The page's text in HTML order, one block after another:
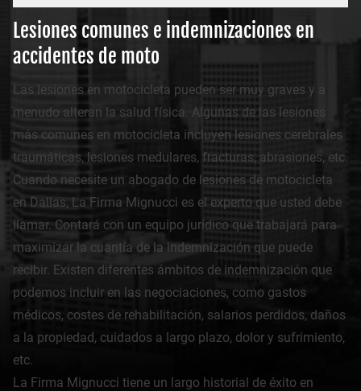
Lesiones comunes e indemnizaciones en
accidentes de moto
Las lesiones en motocicleta pueden ser muy graves y a
menudo alteran la salud física. Algunas de las lesiones
más comunes en motocicleta incluyen lesiones cerebrales
traumáticas, lesiones medulares, fracturas, abrasiones, etc.
Cuando necesite un abogado de lesiones de motocicleta
en Dallas, La Firma Mignucci es el experto que usted debe
llamar. Contará con un equipo jurídico que trabajará para
maximizar la cuantía de la indemnización que puede
recibir. Existen diferentes ámbitos de indemnización que
podemos incluir en las negociaciones, como gastos
médicos, costes de rehabilitación, salarios perdidos, daños
a la propiedad, cuidados a largo plazo, dolor y sufrimiento,
etc.
La Firma Mignucci tiene un largo historial de éxito en